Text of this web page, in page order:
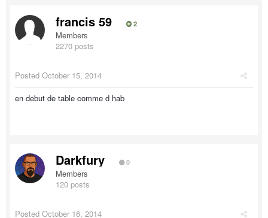
francis 59 2
Members
2270 posts
Posted October 15, 2014
en debut de table comme d hab
Darkfury 0
Members
120 posts
Posted October 16, 2014